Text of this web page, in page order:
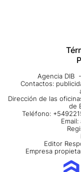
Agencia DIB
Contactos:
Dirección de las
de
Teléfono:
Email:
Editor
Empresa